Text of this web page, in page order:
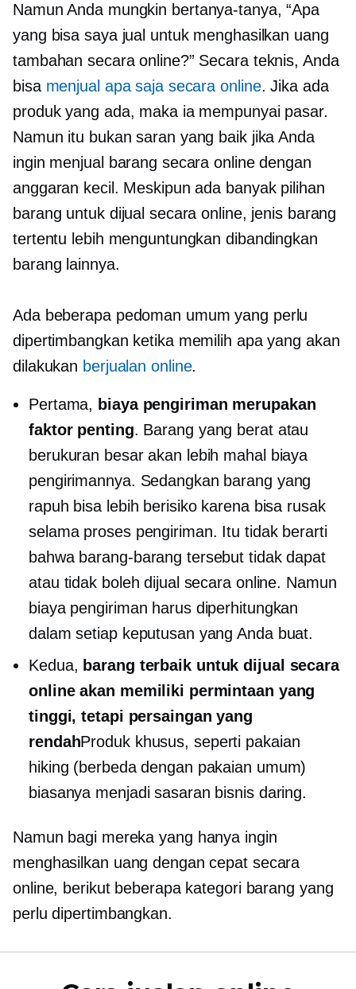
Namun Anda mungkin bertanya-tanya, “Apa
yang bisa saya jual untuk menghasilkan uang
tambahan secara online?” Secara teknis, Anda
bisa menjual apa saja secara online. Jika ada
produk yang ada, maka ia mempunyai pasar.
Namun itu bukan saran yang baik jika Anda
ingin menjual barang secara online dengan
anggaran kecil. Meskipun ada banyak pilihan
barang untuk dijual secara online, jenis barang
tertentu lebih menguntungkan dibandingkan
barang lainnya.
Ada beberapa pedoman umum yang perlu
dipertimbangkan ketika memilih apa yang akan
dilakukan berjualan online.
Pertama, biaya pengiriman merupakan
faktor penting. Barang yang berat atau
berukuran besar akan lebih mahal biaya
pengirimannya. Sedangkan barang yang
rapuh bisa lebih berisiko karena bisa rusak
selama proses pengiriman. Itu tidak berarti
bahwa barang-barang tersebut tidak dapat
atau tidak boleh dijual secara online. Namun
biaya pengiriman harus diperhitungkan
dalam setiap keputusan yang Anda buat.
Kedua, barang terbaik untuk dijual secara
online akan memiliki permintaan yang
tinggi, tetapi persaingan yang
rendahProduk khusus, seperti pakaian
hiking (berbeda dengan pakaian umum)
biasanya menjadi sasaran bisnis daring.
Namun bagi mereka yang hanya ingin
menghasilkan uang dengan cepat secara
online, berikut beberapa kategori barang yang
perlu dipertimbangkan.